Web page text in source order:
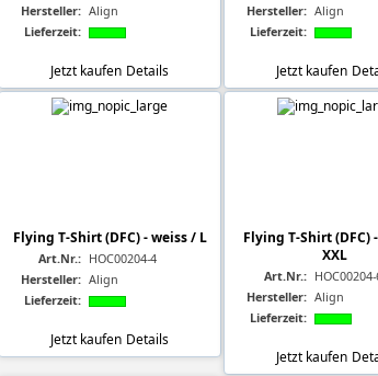
Hersteller: Align
Lieferzeit:
Jetzt kaufen Details
Hersteller: Align
Lieferzeit:
Jetzt kaufen
Flying T-Shirt (DFC) - weiss / L
Art.Nr.: HOC00204-4
Hersteller: Align
Lieferzeit:
Jetzt kaufen Details
Flying T-Shirt (DFC)
XXL
Art.Nr.:
Hersteller: Align
Lieferzeit:
Jetzt kaufen